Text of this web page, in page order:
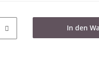
In den